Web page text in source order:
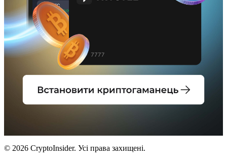
© 2026 CryptoInsider. Усі права захищені.